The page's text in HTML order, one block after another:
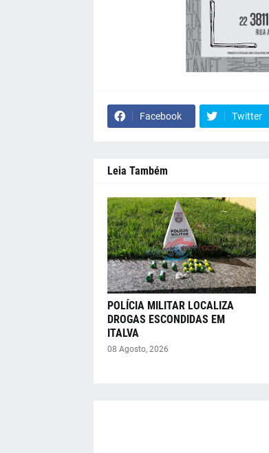
Facebook Twitter
Leia Também
POLÍCIA MILITAR LOCALIZA
DROGAS ESCONDIDAS EM
ITALVA
08 Agosto, 2026